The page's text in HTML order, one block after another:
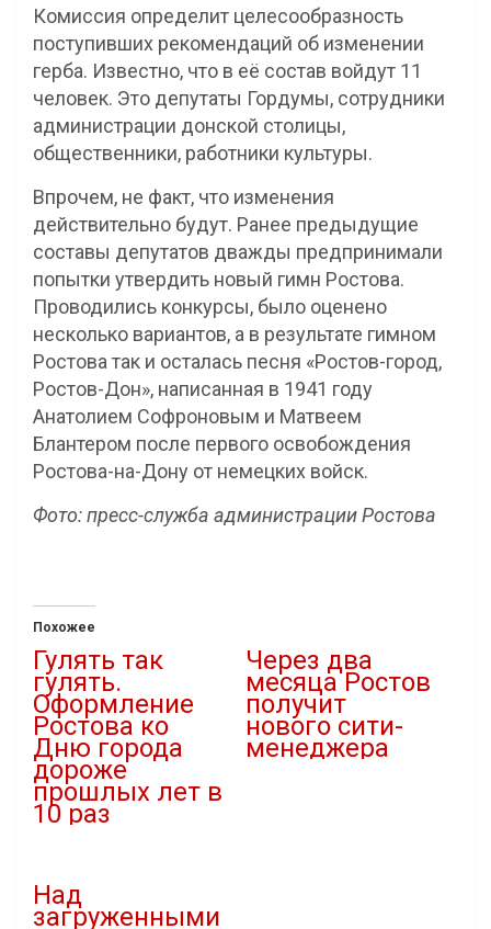
Комиссия определит целесообразность
поступивших рекомендаций об изменении
герба. Известно, что в её состав войдут 11
человек. Это депутаты Гордумы, сотрудники
администрации донской столицы,
общественники, работники культуры.
Впрочем, не факт, что изменения
действительно будут. Ранее предыдущие
составы депутатов дважды предпринимали
попытки утвердить новый гимн Ростова.
Проводились конкурсы, было оценено
несколько вариантов, а в результате гимном
Ростова так и осталась песня «Ростов-город,
Ростов-Дон», написанная в 1941 году
Анатолием Софроновым и Матвеем
Блантером после первого освобождения
Ростова-на-Дону от немецких войск.
Фото: пресс-служба администрации Ростова
Похожее
Гулять так
гулять.
Оформление
Ростова ко
Дню города
дороже
прошлых лет в
10 раз
Через два
месяца Ростов
получит
нового сити-
менеджера
Над
загруженными